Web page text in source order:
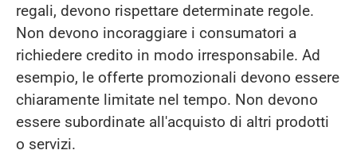
regali, devono rispettare determinate regole.
Non devono incoraggiare i consumatori a
richiedere credito in modo irresponsabile. Ad
esempio, le offerte promozionali devono essere
chiaramente limitate nel tempo. Non devono
essere subordinate all'acquisto di altri prodotti
o servizi.